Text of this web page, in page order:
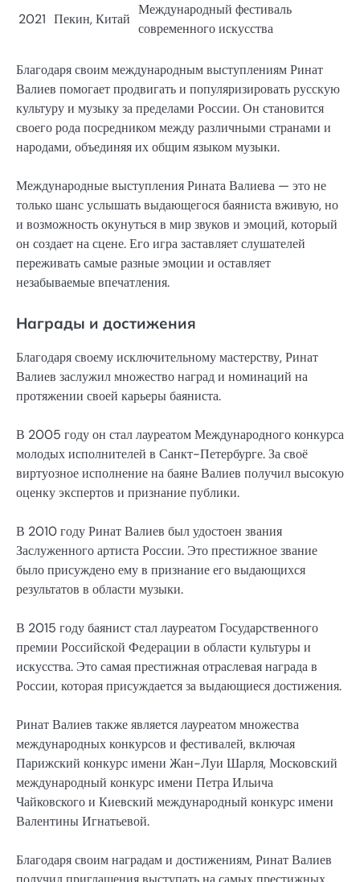
2021 Пекин, Китай
Международный фестиваль
современного искусства
Благодаря своим международным выступлениям Ринат
Валиев помогает продвигать и популяризировать русскую
культуру и музыку за пределами России. Он становится
своего рода посредником между различными странами и
народами, объединяя их общим языком музыки.
Международные выступления Рината Валиева — это не
только шанс услышать выдающегося баяниста вживую, но
и возможность окунуться в мир звуков и эмоций, который
он создает на сцене. Его игра заставляет слушателей
переживать самые разные эмоции и оставляет
незабываемые впечатления.
Награды и достижения
Благодаря своему исключительному мастерству, Ринат
Валиев заслужил множество наград и номинаций на
протяжении своей карьеры баяниста.
В 2005 году он стал лауреатом Международного конкурса
молодых исполнителей в Санкт-Петербурге. За своё
виртуозное исполнение на баяне Валиев получил высокую
оценку экспертов и признание публики.
В 2010 году Ринат Валиев был удостоен звания
Заслуженного артиста России. Это престижное звание
было присуждено ему в признание его выдающихся
результатов в области музыки.
В 2015 году баянист стал лауреатом Государственного
премии Российской Федерации в области культуры и
искусства. Это самая престижная отраслевая награда в
России, которая присуждается за выдающиеся достижения.
Ринат Валиев также является лауреатом множества
международных конкурсов и фестивалей, включая
Парижский конкурс имени Жан-Луи Шарля, Московский
международный конкурс имени Петра Ильича
Чайковского и Киевский международный конкурс имени
Валентины Игнатьевой.
Благодаря своим наградам и достижениям, Ринат Валиев